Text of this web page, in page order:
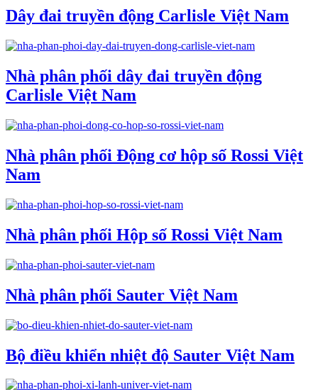
Dây đai truyền động Carlisle Việt Nam
Nhà phân phối dây đai truyền động
Carlisle Việt Nam
Nhà phân phối Động cơ hộp số Rossi Việt
Nam
Nhà phân phối Hộp số Rossi Việt Nam
Nhà phân phối Sauter Việt Nam
Bộ điều khiển nhiệt độ Sauter Việt Nam